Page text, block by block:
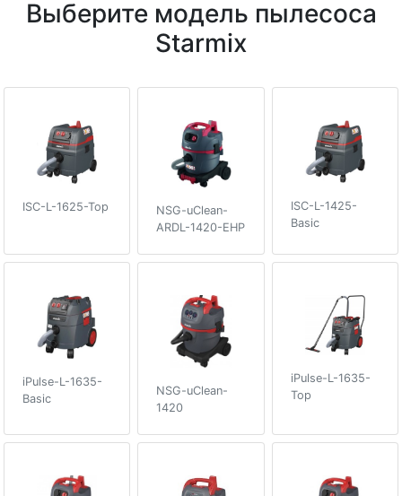
Выберите модель пылесоса
Starmix
ISC-L-1625-Top
NSG-uClean-
ARDL-1420-EHP
ISC-L-1425-
Basic
iPulse-L-1635-
Basic
NSG-uClean-
1420
iPulse-L-1635-
Top